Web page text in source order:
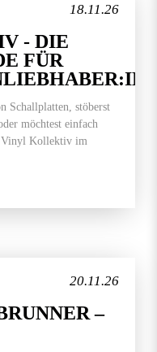
18.11.26
- DIE
FÜR
Schallplatten, stöberst
möchtest einfach
Vinyl Kollektiv im
20.11.26
–